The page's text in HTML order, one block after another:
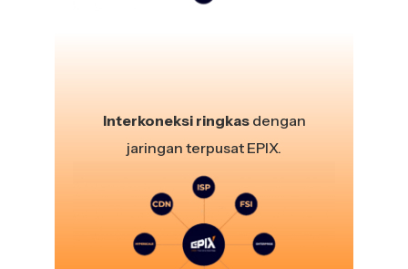
Interkoneksi ringkasdengan
jaringan terpusat EPIX.